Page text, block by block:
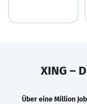
XING –
Über eine Million